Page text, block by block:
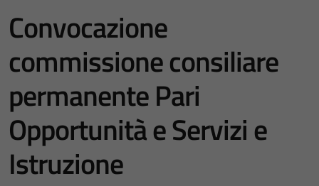
Convocazione
commissione consiliare
permanente Pari
Opportunità e Servizi e
Istruzione